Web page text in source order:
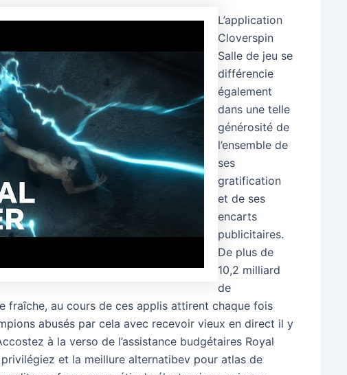
L’application
Cloverspin
Salle de jeu se
différencie
également
dans une telle
générosité de
l’ensemble de
ses
gratification
et de ses
encarts
publicitaires.
De plus de
10,2 milliard
de
fraîche, au cours de ces applis attirent chaque fois
abusés par cela avec recevoir vieux en direct il y
à la verso de l’assistance budgétaires Royal
privilégiez et la meillure alternatibev pour atlas de